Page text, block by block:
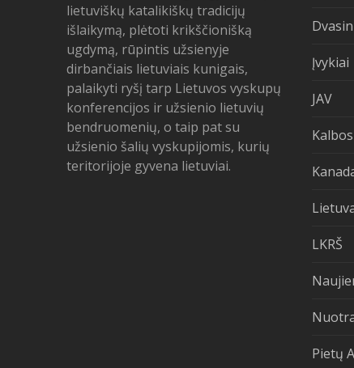
lietuviškų katalikiškų tradicijų
išlaikymą, plėtoti krikščionišką
ugdymą, rūpintis užsienyje
dirbančiais lietuviais kunigais,
palaikyti ryšį tarp Lietuvos vyskupų
konferencijos ir užsienio lietuvių
bendruomenių, o taip pat su
užsienio šalių vyskupijomis, kurių
teritorijoje gyvena lietuviai.
Įvykiai
JAV
Kalbos
LKRŠ
Pietų